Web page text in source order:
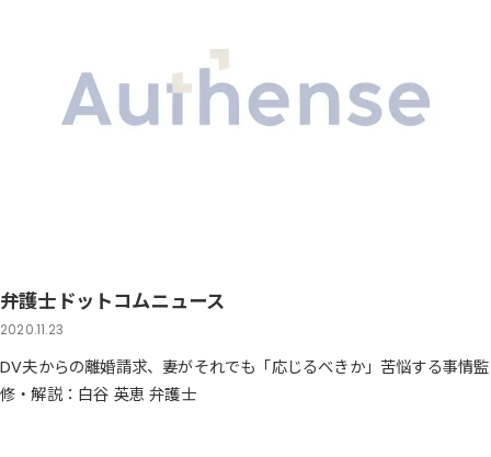
弁護士ドットコムニュース
2020.11.23
DV夫からの離婚請求、妻がそれでも「応じるべきか」苦悩する事情監
修・解説：白谷 英恵 弁護士